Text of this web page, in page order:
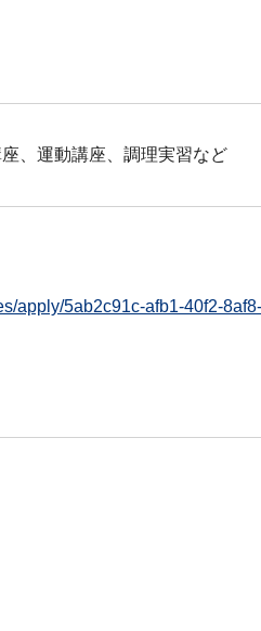
、運動講座、調理実習など
5ab2c91c-afb1-40f2-